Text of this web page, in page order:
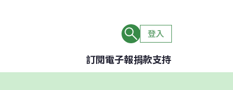
登入
訂閱電子報捐款支持